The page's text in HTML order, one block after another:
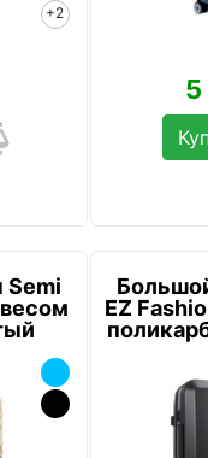
+2
5
Semi
EZ